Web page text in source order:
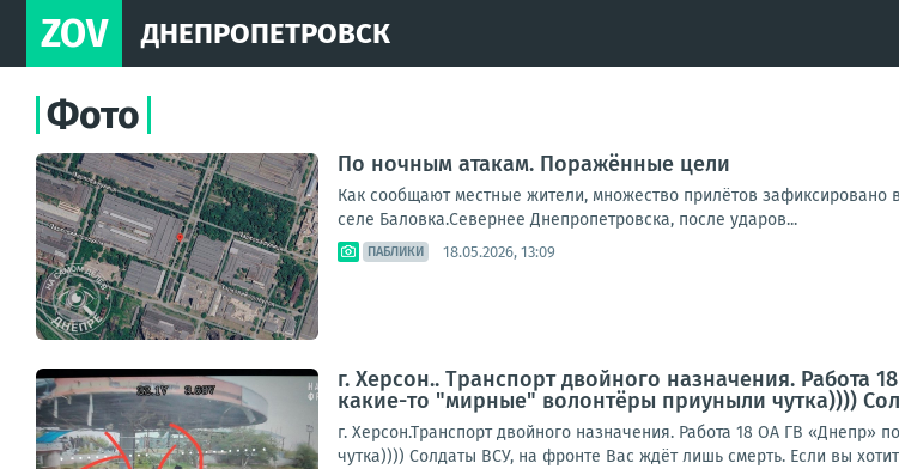
ZOV ДНЕПРОПЕТРОВСК
Фото
По ночным атакам. Поражённые цели
Как сообщают местные жители, множество прилётов
селе Баловка.Севернее Днепропетровска, после ударов...
ПАБЛИКИ 18.05.2026, 13:09
г. Херсон.. Транспорт двойного назначения. Работа
какие-то "мирные" волонтёры приуныли чутка))))
г. Херсон.Транспорт двойного назначения. Работа 18 ОА ГВ «Днепр»
чутка)))) Солдаты ВСУ, на фронте Вас ждёт лишь смерть. Если вы